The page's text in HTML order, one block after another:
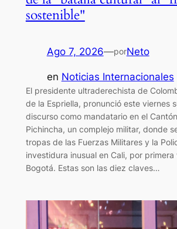
sostenible"
Ago 7, 2026—porNeto
en Noticias Internacionales
El presidente ultraderechista de
de la Espriella, pronunció este viernes
discurso como mandatario en el
Pichincha, un complejo militar, donde
tropas de las Fuerzas Militares y la
investidura inusual en Cali, por
Bogotá. Estas son las diez claves…